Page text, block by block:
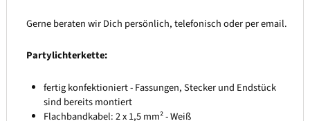
Gerne beraten wir Dich persönlich, telefonisch oder per email.
Partylichterkette:
fertig konfektioniert - Fassungen, Stecker und Endstück
sind bereits montiert
Flachbandkabel: 2 x 1,5 mm² - Weiß